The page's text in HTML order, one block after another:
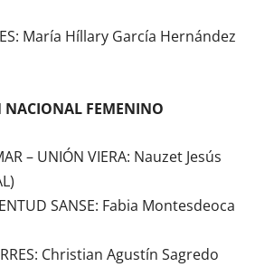
María Híllary García Hernández
NACIONAL FEMENINO
– UNIÓN VIERA: Nauzet Jesús
SANSE: Fabia Montesdeoca
Christian Agustín Sagredo